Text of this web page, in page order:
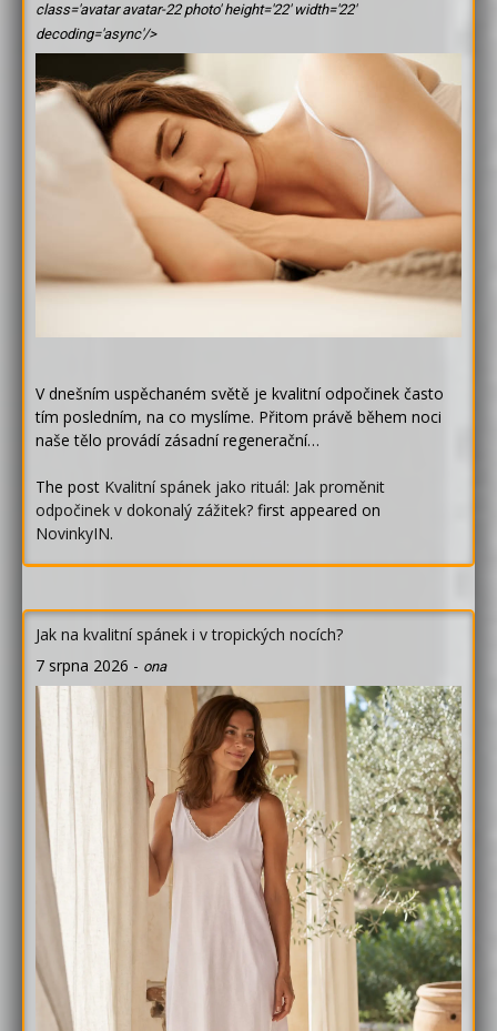
class='avatar avatar-22 photo' height='22' width='22'
decoding='async'/>
V dnešním uspěchaném světě je kvalitní odpočinek často
tím posledním, na co myslíme. Přitom právě během noci
naše tělo provádí zásadní regenerační…
The post Kvalitní spánek jako rituál: Jak proměnit
odpočinek v dokonalý zážitek? first appeared on
NovinkyIN.
Jak na kvalitní spánek i v tropických nocích?
7 srpna 2026 - ona